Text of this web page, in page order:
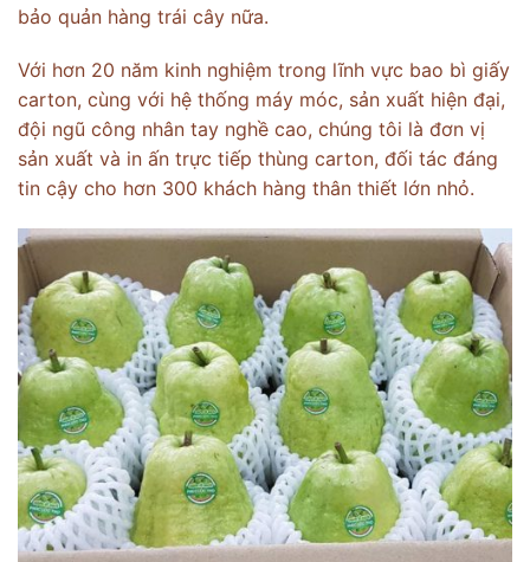
bảo quản hàng trái cây nữa.
Với hơn 20 năm kinh nghiệm trong lĩnh vực bao bì giấy
carton, cùng với hệ thống máy móc, sản xuất hiện đại,
đội ngũ công nhân tay nghề cao, chúng tôi là đơn vị
sản xuất và in ấn trực tiếp thùng carton, đối tác đáng
tin cậy cho hơn 300 khách hàng thân thiết lớn nhỏ.